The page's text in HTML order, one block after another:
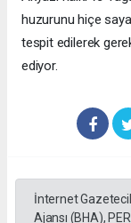
huzurunu hiçe
tespit edilerek
ediyor.
İnternet
Ajansı (BHA),